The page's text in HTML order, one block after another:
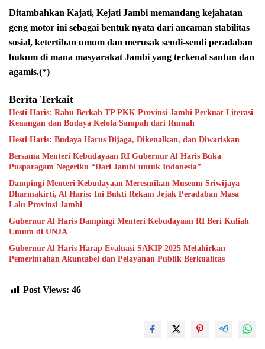
Ditambahkan Kajati, Kejati Jambi memandang kejahatan
geng motor ini sebagai bentuk nyata dari ancaman stabilitas
sosial, ketertiban umum dan merusak sendi-sendi peradaban
hukum di mana masyarakat Jambi yang terkenal santun dan
agamis.(*)
Berita Terkait
Hesti Haris: Rabu Berkah TP PKK Provinsi Jambi Perkuat Literasi
Keuangan dan Budaya Kelola Sampah dari Rumah
Hesti Haris: Budaya Harus Dijaga, Dikenalkan, dan Diwariskan
Bersama Menteri Kebudayaan RI Gubernur Al Haris Buka
Pusparagam Negeriku “Dari Jambi untuk Indonesia”
Dampingi Menteri Kebudayaan Meresmikan Museum Sriwijaya
Dharmakirti, Al Haris: Ini Bukti Rekam Jejak Peradaban Masa
Lalu Provinsi Jambi
Gubernur Al Haris Dampingi Menteri Kebudayaan RI Beri Kuliah
Umum di UNJA
Gubernur Al Haris Harap Evaluasi SAKIP 2025 Melahirkan
Pemerintahan Akuntabel dan Pelayanan Publik Berkualitas
Post Views: 46